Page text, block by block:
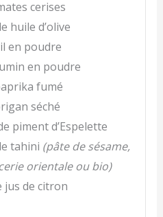
cerises
huile d’olive
en poudre
en poudre
fumé
séché
piment d’Espelette
tahini (pâte de sésame,
orientale ou bio)
jus de citron